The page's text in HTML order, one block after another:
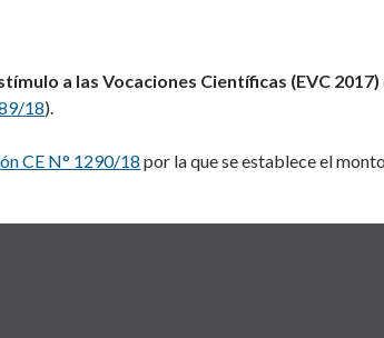
a las Vocaciones Científicas (EVC 2017)
18).
CE N° 1290/18 por la que se establece el